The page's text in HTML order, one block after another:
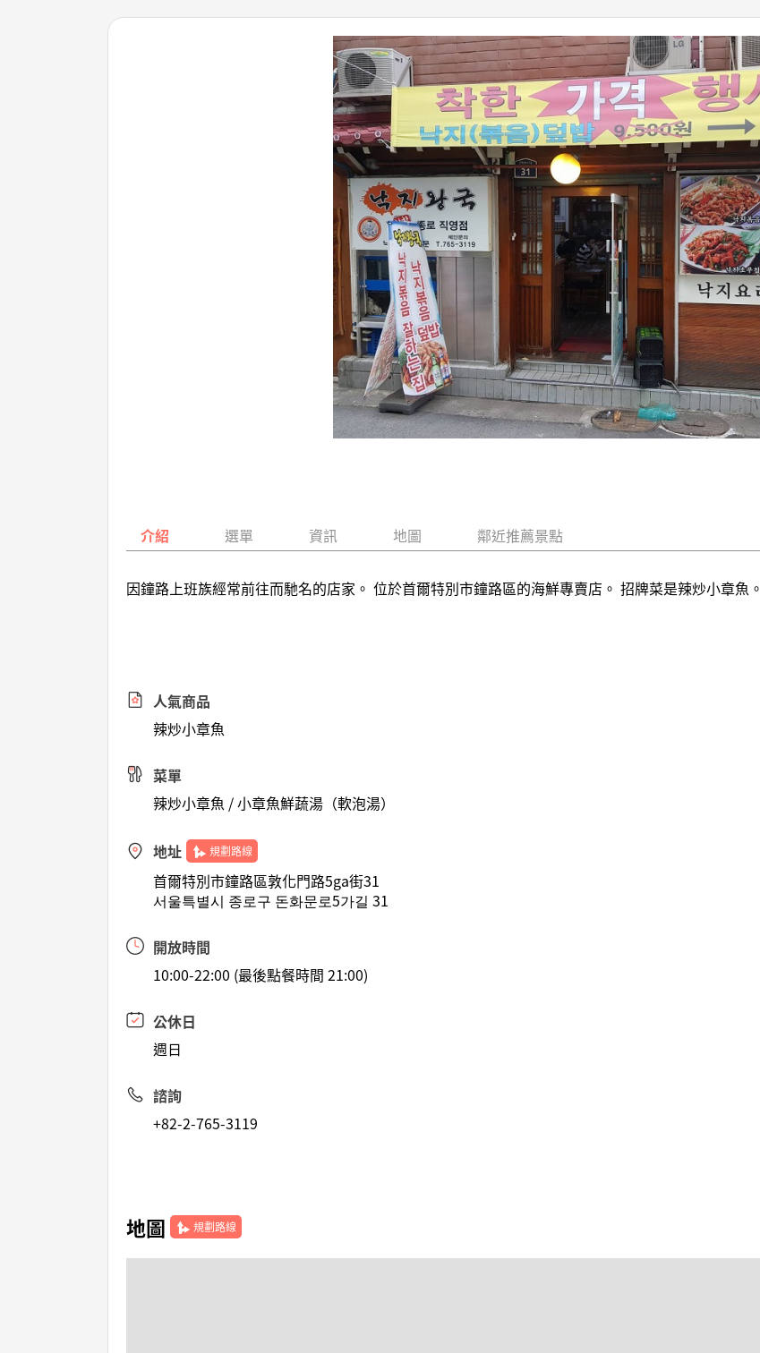
介紹 選單 資訊 地圖 鄰近推薦景點
因鐘路上班族經常前往而馳名的店家。 位於首爾特別市鐘路區的海鮮專賣店。 招牌菜是辣炒小章魚。
人氣商品
辣炒小章魚
菜單
辣炒小章魚 / 小章魚鮮蔬湯（軟泡湯）
地址 規劃路線
首爾特別市鐘路區敦化門路5ga街31
서울특별시 종로구 돈화문로5가길 31
開放時間
10:00-22:00 (最後點餐時間 21:00)
公休日
週日
諮詢
+82-2-765-3119
地圖 規劃路線